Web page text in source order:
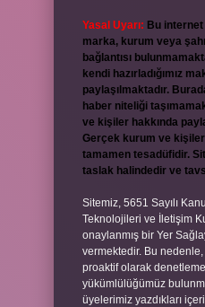
Yasal Uyarı: Bu
marka, kurum veya
bağlantısı
kendi hazırladığımız
paylaşılmaktadır.
haber niteliği
ve kişiler hakkında
Gerçek kurum ve
tamamen tesadüfidir.
taslak halindedir ve
Sitemiz, 5651 Sayılı
Teknolojileri ve İletişim
onaylanmış bir Yer
vermektedir. Bu
proaktif olarak
yükümlülüğümüz
üyelerimiz yazdıkları